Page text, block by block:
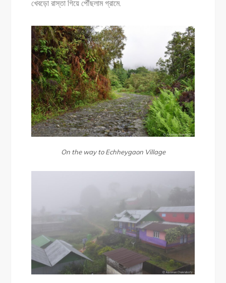
খেবড়ো রাস্তা গিয়ে পৌঁছলাম গ্রামে.
On the way to Echheygaon Village